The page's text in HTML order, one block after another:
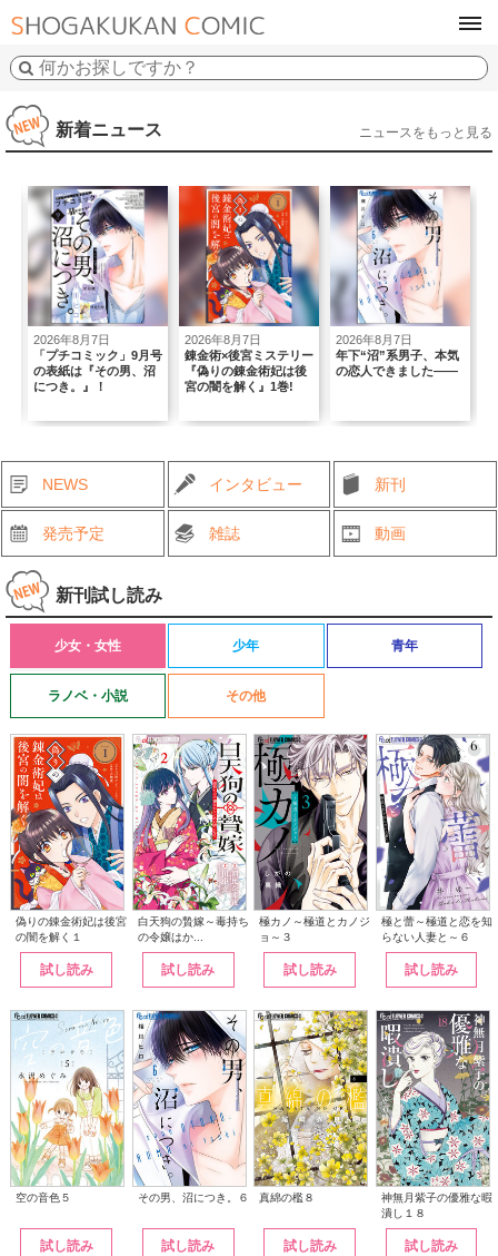
新着ニュース ニュースをもっと見る
2026年8月7日
「プチコミック」9月号
の表紙は『その男、沼
につき。』！
2026年8月7日
錬金術×後宮ミステリー
『偽りの錬金術妃は後
宮の闇を解く』1巻!
2026年8月7日
年下“沼”系男子、本気
の恋人できました――
NEWS インタビュー 新刊
発売予定 雑誌 動画
新刊試し読み
少女・女性 少年 青年
ラノベ・小説 その他
偽りの錬金術妃は後宮
の闇を解く１
試し読み
白天狗の贄嫁～毒持ち
の令嬢はか...
試し読み
極カノ～極道とカノジ
ョ～３
試し読み
極と蕾～極道と恋を知
らない人妻と～６
試し読み
空の音色５
試し読み
その男、沼につき。６
試し読み
真綿の檻８
試し読み
神無月紫子の優雅な暇
潰し１８
試し読み